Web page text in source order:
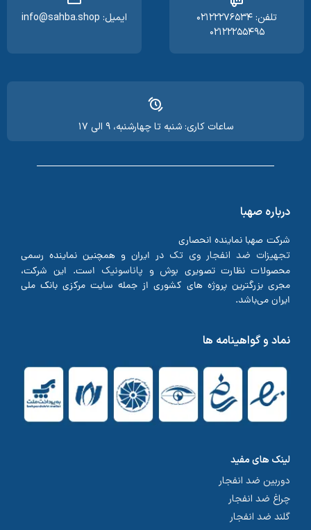
تلفن: ۰۲۱۲۲۲۷۶۵۳۴
۰۲۱۲۲۲۵۵۴۹۵
ایمیل: info@sahba.shop
ساعات کاری: شنبه تا چهارشنبه، ۹ الی ۱۷
درباره صهبا
شرکت صهبا نماینده انحصاری
تجهیزات ضد انفجار وی تک در ایران و همچنین نماینده رسمی
محصولات نظارت تصویری بوش و پاناسونیک است. این شرکت،
مجری بزرگترین پروژه های کشوری از جمله سایت مرکزی بانک ملی
ایران می‌باشد.
نماد و گواهینامه ها
لینک های مفید
دوربین ضد انفجار
چراغ ضد انفجار
گلند ضد انفجار